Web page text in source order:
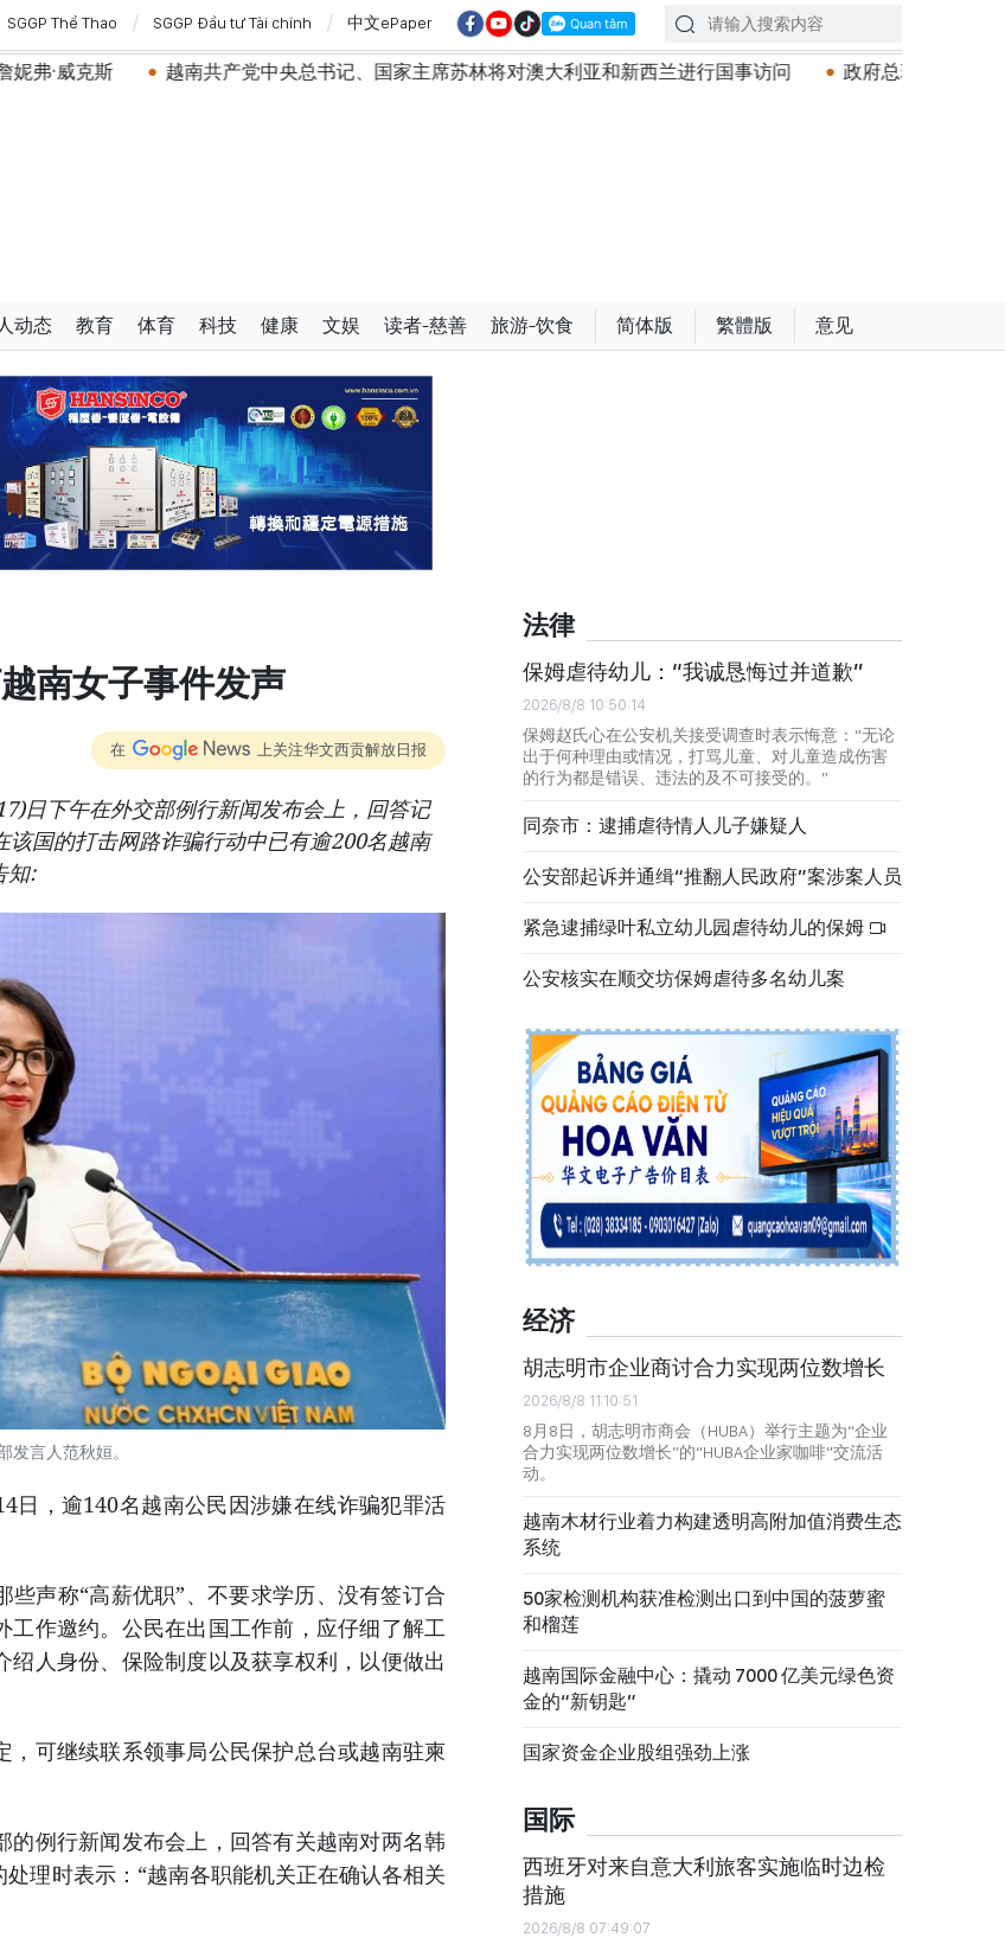
SGGP Thể Thao SGGP Đầu tư Tài chính 中文ePaper
越南共产党中央总书记、国家主席苏林将对澳大利亚和新西兰进行国事访问 政府总理黎明兴：网络安全必须做
动态 教育 体育 科技 健康 文娱 读者-慈善 旅游-饮食 简体版 繁體版 意见
南女子事件发声
在 上关注华文西贡解放日报
日下午在外交部例行新闻发布会上，回答记
国的打击网路诈骗行动中已有逾200名越南
知:
发言人范秋姮。
日，逾140名越南公民因涉嫌在线诈骗犯罪活
声称“高薪优职”、不要求学历、没有签订合
作邀约。公民在出国工作前，应仔细了解工
人身份、保险制度以及获享权利，以便做出
可继续联系领事局公民保护总台或越南驻柬
例行新闻发布会上，回答有关越南对两名韩
理时表示：“越南各职能机关正在确认各相关
法律
保姆虐待幼儿：“我诚恳悔过并道歉”
2026/8/8 10:50:14
保姆赵氏心在公安机关接受调查时表示悔意：“无论
出于何种理由或情况，打骂儿童、对儿童造成伤害
的行为都是错误、违法的及不可接受的。”
同奈市：逮捕虐待情人儿子嫌疑人
公安部起诉并通缉“推翻人民政府”案涉案人员
紧急逮捕绿叶私立幼儿园虐待幼儿的保姆
公安核实在顺交坊保姆虐待多名幼儿案
经济
胡志明市企业商讨合力实现两位数增长
2026/8/8 11:10:51
8月8日，胡志明市商会（HUBA）举行主题为“企业
合力实现两位数增长”的“HUBA企业家咖啡”交流活
动。
越南木材行业着力构建透明高附加值消费生态
系统
50家检测机构获准检测出口到中国的菠萝蜜
和榴莲
越南国际金融中心：撬动 7000 亿美元绿色资
金的“新钥匙”
国家资金企业股组强劲上涨
国际
西班牙对来自意大利旅客实施临时边检
措施
2026/8/8 07:49:07